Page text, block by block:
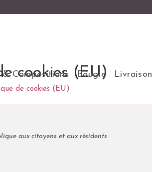
& Compositions Bougie Livraison
cookies (EU)
de cookies (EU)
aux citoyens et aux résidents